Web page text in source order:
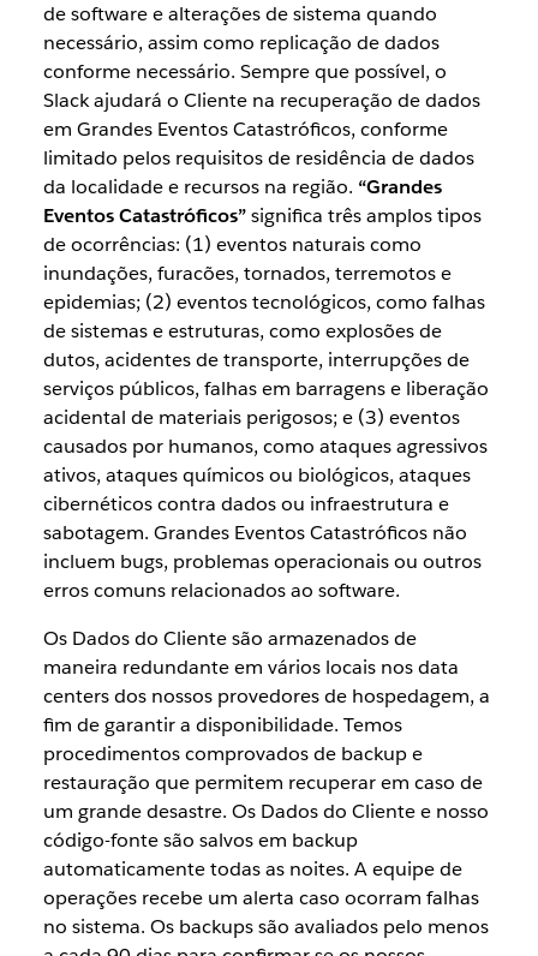
de software e alterações de sistema quando
necessário, assim como replicação de dados
conforme necessário. Sempre que possível, o
Slack ajudará o Cliente na recuperação de dados
em Grandes Eventos Catastróficos, conforme
limitado pelos requisitos de residência de dados
da localidade e recursos na região. “Grandes
Eventos Catastróficos”significa três amplos tipos
de ocorrências: (1) eventos naturais como
inundações, furacões, tornados, terremotos e
epidemias; (2) eventos tecnológicos, como falhas
de sistemas e estruturas, como explosões de
dutos, acidentes de transporte, interrupções de
serviços públicos, falhas em barragens e liberação
acidental de materiais perigosos; e (3) eventos
causados por humanos, como ataques agressivos
ativos, ataques químicos ou biológicos, ataques
cibernéticos contra dados ou infraestrutura e
sabotagem. Grandes Eventos Catastróficos não
incluem bugs, problemas operacionais ou outros
erros comuns relacionados ao software.
Os Dados do Cliente são armazenados de
maneira redundante em vários locais nos data
centers dos nossos provedores de hospedagem, a
fim de garantir a disponibilidade. Temos
procedimentos comprovados de backup e
restauração que permitem recuperar em caso de
um grande desastre. Os Dados do Cliente e nosso
código-fonte são salvos em backup
automaticamente todas as noites. A equipe de
operações recebe um alerta caso ocorram falhas
no sistema. Os backups são avaliados pelo menos